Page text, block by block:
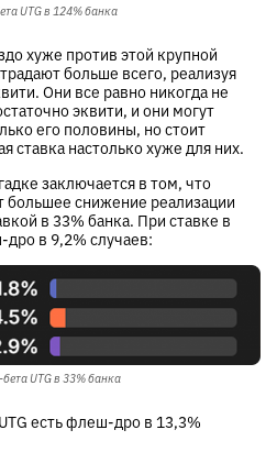
UTG в 124% банка
хуже против этой крупной
больше всего, реализуя
Они все равно никогда не
эквити, и они могут
его половины, но стоит
ставка настолько хуже для них.
заключается в том, что
большее снижение реализации
в 33% банка. При ставке в
дро в 9,2% случаев:
UTG в 33% банка
есть флеш-дро в 13,3%